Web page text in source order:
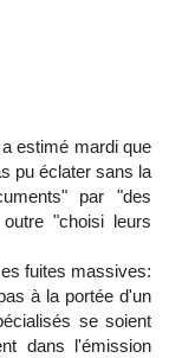
estimé mardi que
pu éclater sans la
par "des
"choisi leurs
fuites massives:
à la portée d'un
se soient
dans l'émission